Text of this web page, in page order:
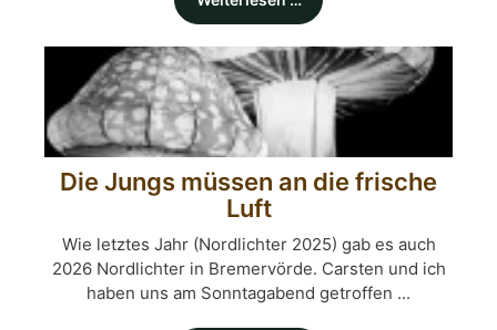
Die Jungs müssen an die frische
Luft
Wie letztes Jahr (Nordlichter 2025) gab es auch
2026 Nordlichter in Bremervörde. Carsten und ich
haben uns am Sonntagabend getroffen ...